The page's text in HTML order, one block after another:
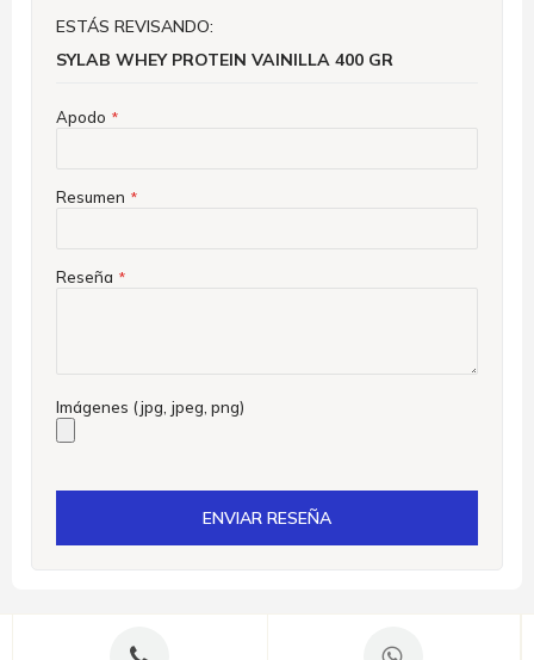
ESTÁS REVISANDO:
SYLAB WHEY PROTEIN VAINILLA 400 GR
Apodo
Resumen
Reseña
Imágenes (jpg, jpeg, png)
ENVIAR RESEÑA